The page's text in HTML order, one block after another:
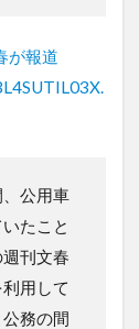
が報道
公用車
たこと
刊文春
用して
務の間